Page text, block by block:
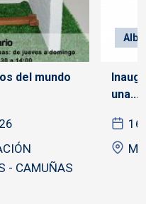
del mundo
- CAMUÑAS
una...